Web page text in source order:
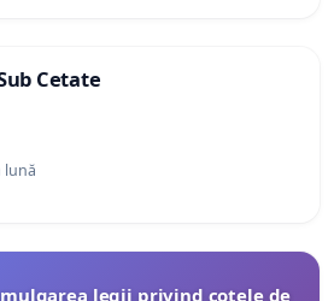
Cetate
lună
legii privind cotele de